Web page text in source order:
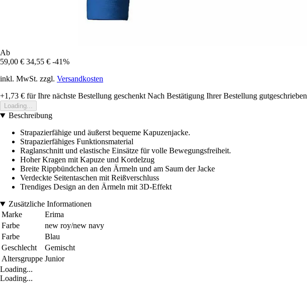
Ab
59,00 € 34,55 € -41%
inkl. MwSt. zzgl. Versandkosten
+1,73 € für Ihre nächste Bestellung geschenkt Nach Bestätigung Ihrer Bestellung gutgeschrieben
Loading...
Beschreibung
Strapazierfähige und äußerst bequeme Kapuzenjacke.
Strapazierfähiges Funktionsmaterial
Raglanschnitt und elastische Einsätze für volle Bewegungsfreiheit.
Hoher Kragen mit Kapuze und Kordelzug
Breite Rippbündchen an den Ärmeln und am Saum der Jacke
Verdeckte Seitentaschen mit Reißverschluss
Trendiges Design an den Ärmeln mit 3D-Effekt
Zusätzliche Informationen
Marke
Erima
Farbe
new roy/new navy
Farbe
Blau
Geschlecht
Gemischt
Altersgruppe Junior
Loading...
Loading...